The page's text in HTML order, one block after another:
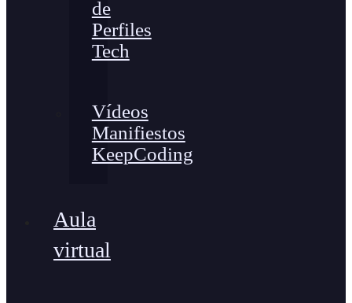
de
Perfiles
Tech
Vídeos
Manifiestos
KeepCoding
Aula
virtual